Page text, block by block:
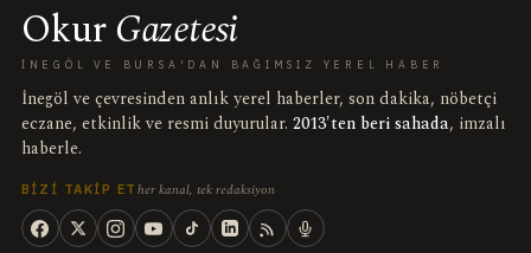
OkurGazetesi
İNEGÖL VE BURSA'DAN BAĞIMSIZ YEREL HABER
İnegöl ve çevresinden anlık yerel haberler, son dakika, nöbetçi
eczane, etkinlik ve resmi duyurular. 2013'ten beri sahada, imzalı
haberle.
BIZI TAKIP ET her kanal, tek redaksiyon